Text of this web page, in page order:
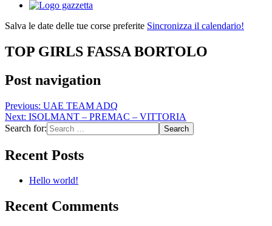
Salva le date delle tue corse preferite Sincronizza il calendario!
TOP GIRLS FASSA BORTOLO
Post navigation
Previous: UAE TEAM ADQ
Next: ISOLMANT – PREMAC – VITTORIA
Search for:
Recent Posts
Hello world!
Recent Comments